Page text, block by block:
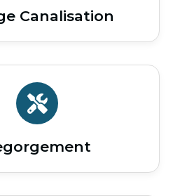
Canalisation